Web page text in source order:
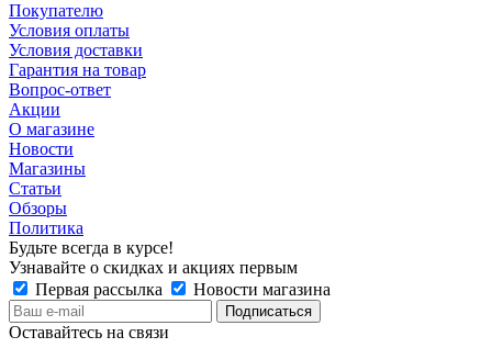
Покупателю
Условия оплаты
Условия доставки
Гарантия на товар
Вопрос-ответ
Акции
О магазине
Новости
Магазины
Статьи
Обзоры
Политика
Будьте всегда в курсе!
Узнавайте о скидках и акциях первым
Первая рассылка
Новости магазина
Оставайтесь на связи